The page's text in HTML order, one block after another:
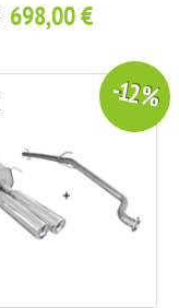
698,00 €
-12 %